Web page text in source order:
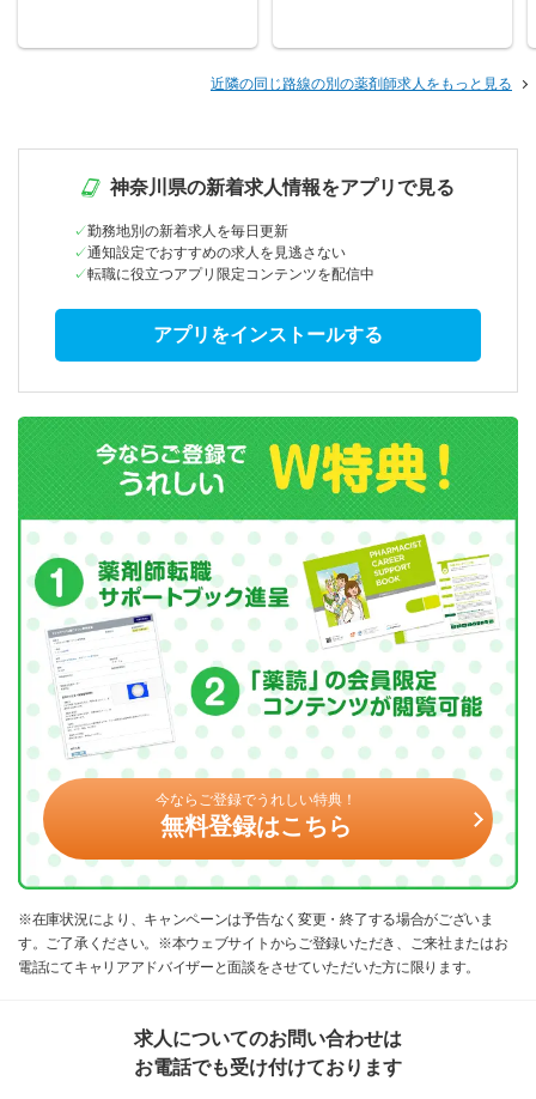
近隣の同じ路線の別の薬剤師求人をもっと見る
神奈川県の新着求人情報をアプリで見る
勤務地別の新着求人を毎日更新
通知設定でおすすめの求人を見逃さない
転職に役立つアプリ限定コンテンツを配信中
アプリをインストールする
今ならご登録でうれしい特典！
無料登録はこちら
※在庫状況により、キャンペーンは予告なく変更・終了する場合がございま
す。ご了承ください。※本ウェブサイトからご登録いただき、ご来社またはお
電話にてキャリアアドバイザーと面談をさせていただいた方に限ります。
求人についてのお問い合わせは
お電話でも受け付けております